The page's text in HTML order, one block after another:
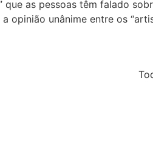
as pessoas têm falado
opinião unânime entre os